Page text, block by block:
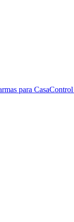
para CasaControl